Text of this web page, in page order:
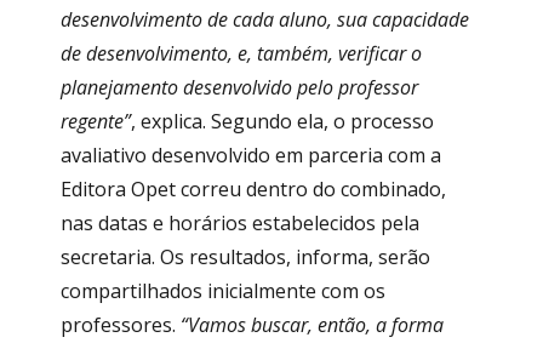
desenvolvimento de cada aluno, sua capacidade
de desenvolvimento, e, também, verificar o
planejamento desenvolvido pelo professor
regente”, explica. Segundo ela, o processo
avaliativo desenvolvido em parceria com a
Editora Opet correu dentro do combinado,
nas datas e horários estabelecidos pela
secretaria. Os resultados, informa, serão
compartilhados inicialmente com os
professores. “Vamos buscar, então, a forma